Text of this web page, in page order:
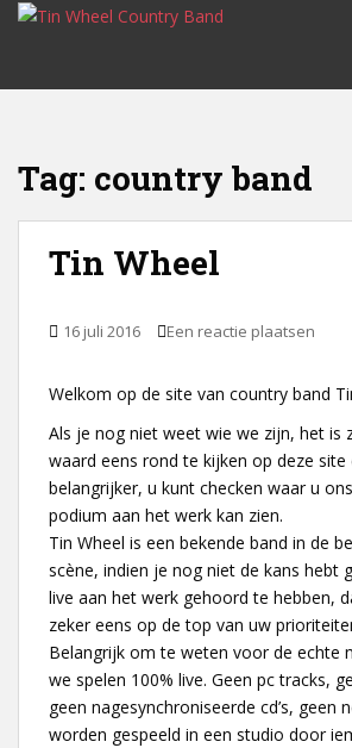
p
Tag: country band
Tin Wheel
16 juli 2016 Een reactie plaatsen
Welkom op de site van country band
Als je nog niet weet wie we zijn, het is
waard eens rond te kijken op deze site
belangrijker, u kunt checken waar u
podium aan het werk kan zien.
Tin Wheel is een bekende band in de
scène, indien je nog niet de kans hebt
live aan het werk gehoord te hebben,
zeker eens op de top van uw
Belangrijk om te weten voor de echte
we spelen 100% live. Geen pc tracks,
geen nagesynchroniseerde cd’s, geen
worden gespeeld in een studio door